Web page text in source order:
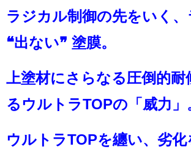
ラジカル制御の先をいく
❝出ない❞ 塗膜。
上塗材にさらなる圧倒的耐
るウルトラТОPの「威力」
ウルトラТОPを纏い、劣化